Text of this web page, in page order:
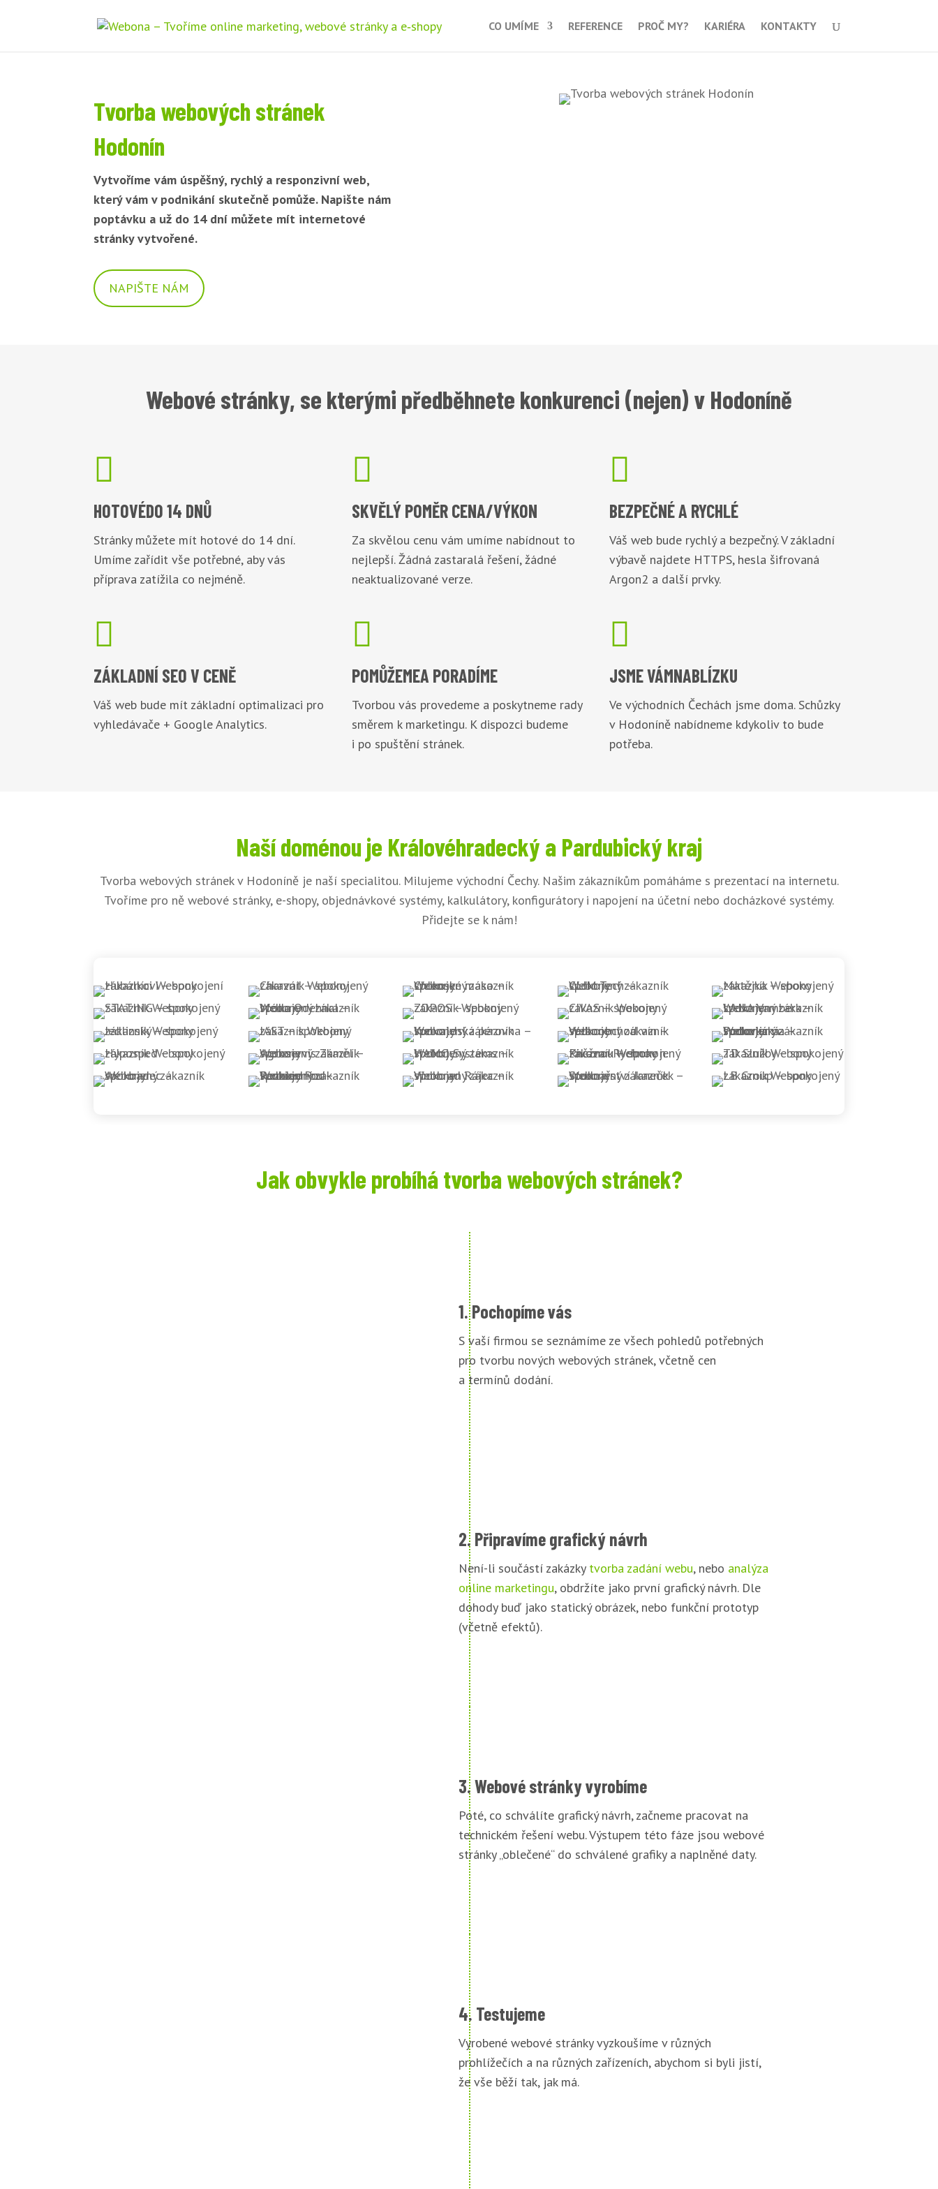
CO UMÍME REFERENCE PROČ MY? KARIÉRA KONTAKTY
Tvorba webových stránek
Hodonín
Vytvoříme vám úspěšný, rychlý a responzivní web,
který vám v podnikání skutečně pomůže. Napište nám
poptávku a už do 14 dní můžete mít internetové
stránky vytvořené.
NAPIŠTE NÁM
Webové stránky, se kterými předběhnete konkurenci (nejen) v Hodoníně

HOTOVÉDO 14 DNŮ
Stránky můžete mít hotové do 14 dní.
Umíme zařídit vše potřebné, aby vás
příprava zatížila co nejméně.

SKVĚLÝ POMĚRCENA/VÝKON
Za skvělou cenu vám umíme nabídnout to
nejlepší. Žádná zastaralá řešení, žádné
neaktualizované verze.

BEZPEČNÉA RYCHLÉ
Váš web bude rychlý a bezpečný. V základní
výbavě najdete HTTPS, hesla šifrovaná
Argon2 a další prvky.

ZÁKLADNÍ SEO V CENĚ
Váš web bude mít základní optimalizaci pro
vyhledávače + Google Analytics.

POMŮŽEMEA PORADÍME
Tvorbou vás provedeme a poskytneme rady
směrem k marketingu. K dispozci budeme
i po spuštění stránek.

JSME VÁMNABLÍZKU
Ve východních Čechách jsme doma. Schůzky
v Hodoníně nabídneme kdykoliv to bude
potřeba.
Naší doménou je Královéhradecký a Pardubický kraj
Tvorba webových stránek v Hodoníně je naší specialitou. Milujeme východní Čechy. Našim zákazníkům pomáháme s prezentací na internetu.
Tvoříme pro ně webové stránky, e-shopy, objednávkové systémy, kalkulátory, konfigurátory i napojení na účetní nebo docházkové systémy.
Přidejte se k nám!
Jak obvykle probíhá tvorba webových stránek?
1. Pochopíme vás
S vaší firmou se seznámíme ze všech pohledů potřebných
pro tvorbu nových webových stránek, včetně cen
a termínů dodání.
2. Připravíme grafický návrh
Není-li součástí zakázky tvorba zadání webu, nebo analýza
online marketingu, obdržíte jako první grafický návrh. Dle
dohody buď jako statický obrázek, nebo funkční prototyp
(včetně efektů).
3. Webové stránky vyrobíme
Poté, co schválíte grafický návrh, začneme pracovat na
technickém řešení webu. Výstupem této fáze jsou webové
stránky „oblečené“ do schválené grafiky a naplněné daty.
4. Testujeme
Vyrobené webové stránky vyzkoušíme v různých
prohlížečích a na různých zařízeních, abychom si byli jistí,
že vše běží tak, jak má.